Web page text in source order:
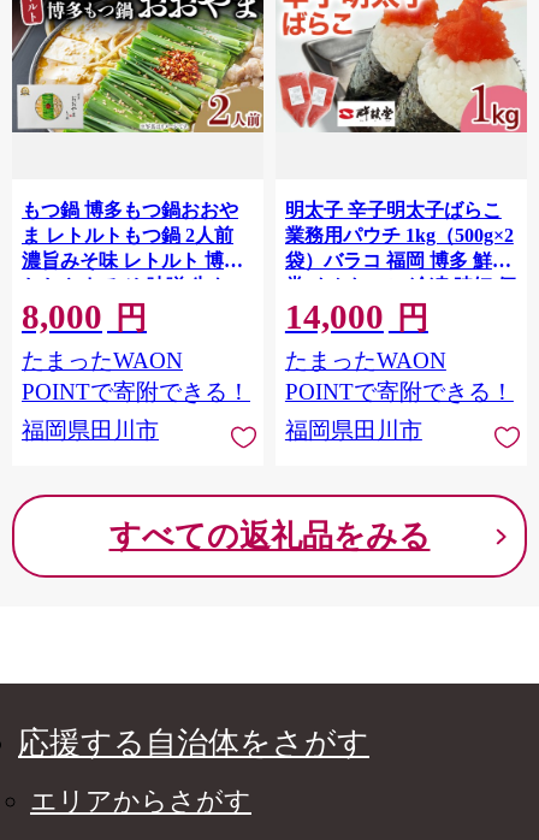
もつ鍋 博多もつ鍋おおや
ま レトルトもつ鍋 2人前
濃旨みそ味 レトルト 博多
おおやま みそ 味噌 牛もつ
常温保存 牛小腸 福岡土産
お取り寄せ グルメ 惣菜 お
かず 詰め合わせ メール便
（ポスト投函）
8,000 円
たまったWAON
POINTで寄附できる！
福岡県田川市
明太子 辛子明太子ばらこ
業務用パウチ 1kg（500g×2
袋）バラコ 福岡 博多 鮮鼓
堂 めんたいこ 冷凍 時短 便
利 使いやすい ご飯のお供
パスタ おにぎり お取り寄
せ グルメ ギフト 業務用 具
材
14,000 円
たまったWAON
POINTで寄附できる！
福岡県田川市
すべての返礼品をみる
応援する自治体をさがす
エリアからさがす